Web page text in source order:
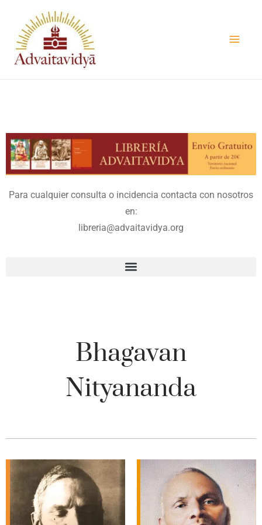
contenido
Para cualquier consulta o incidencia contacta con nosotros
en:
libreria@advaitavidya.org
Bhagavan
Nityananda